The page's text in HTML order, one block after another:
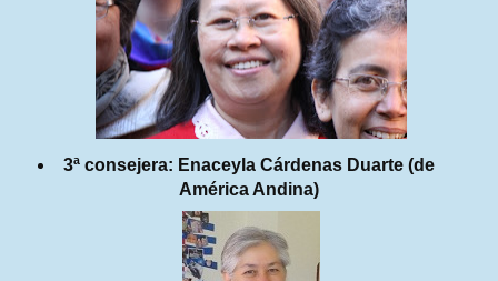
3ª consejera: Enaceyla Cárdenas Duarte (de
América Andina)